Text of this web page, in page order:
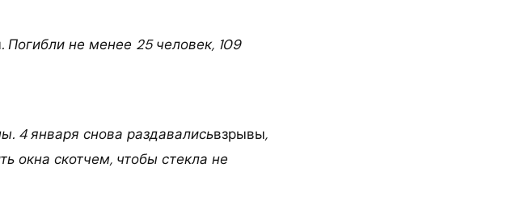
. Погибли не менее 25 человек, 109
4 января снова раздавалисьвзрывы,
окна скотчем, чтобы стекла не